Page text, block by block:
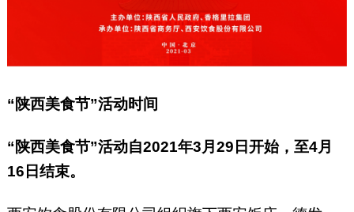
“陕西美食节”活动时间
“陕西美食节”活动自2021年3月29日开始，至4月
16日结束。